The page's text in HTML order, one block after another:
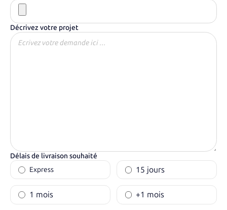
Décrivez votre projet
Délais de livraison souhaité
Express
15 jours
1 mois +1 mois